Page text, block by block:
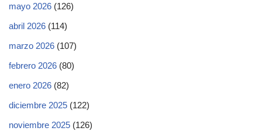
mayo 2026 (126)
abril 2026 (114)
marzo 2026 (107)
febrero 2026 (80)
enero 2026 (82)
diciembre 2025 (122)
noviembre 2025 (126)